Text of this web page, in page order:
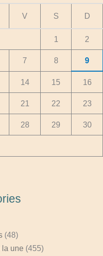
V S D
1 2
7 8 9
14 15 16
21 22 23
28 29 30
(48)
la une (455)